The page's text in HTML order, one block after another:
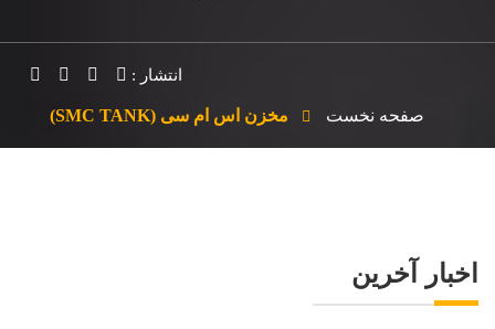
انتشار :
صفحه نخست مخزن اس ام سی (SMC TANK)
اخبار آخرین